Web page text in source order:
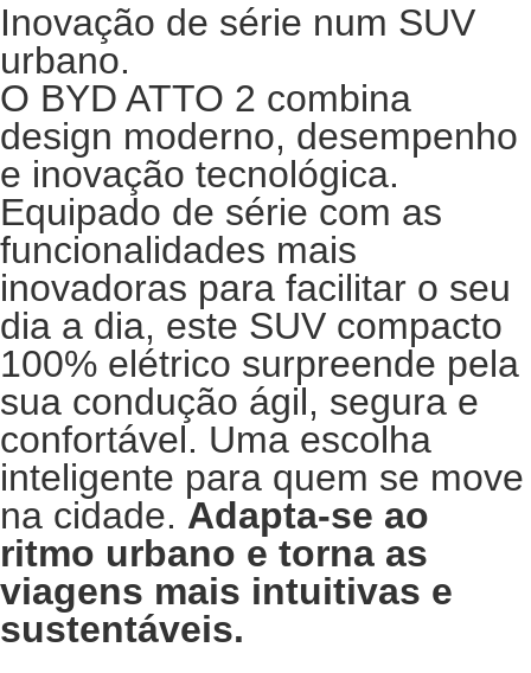
Inovação de série num SUV
urbano.
O BYD ATTO 2 combina
design moderno, desempenho
e inovação tecnológica.
Equipado de série com as
funcionalidades mais
inovadoras para facilitar o seu
dia a dia, este SUV compacto
100% elétrico surpreende pela
sua condução ágil, segura e
confortável. Uma escolha
inteligente para quem se move
na cidade. Adapta‑se ao
ritmo urbano e torna as
viagens mais intuitivas e
sustentáveis.